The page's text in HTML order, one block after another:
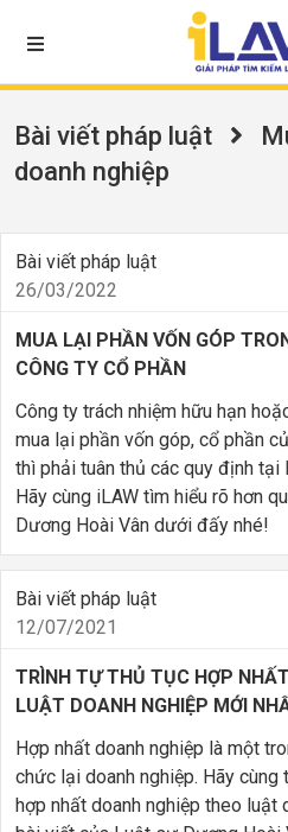
Bài viết pháp luật
doanh nghiệp
Bài viết pháp luật
26/03/2022
MUA LẠI PHẦN VỐN GÓP
CÔNG TY CỔ PHẦN
Công ty trách nhiệm hữu hạn
mua lại phần vốn góp, cổ phần
thì phải tuân thủ các quy định tại
Hãy cùng iLAW tìm hiểu rõ hơn
Dương Hoài Vân dưới đấy nhé!
Bài viết pháp luật
12/07/2021
TRÌNH TỰ THỦ TỤC HỢP
LUẬT DOANH NGHIỆP MỚI
Hợp nhất doanh nghiệp là một
chức lại doanh nghiệp. Hãy
hợp nhất doanh nghiệp theo luật